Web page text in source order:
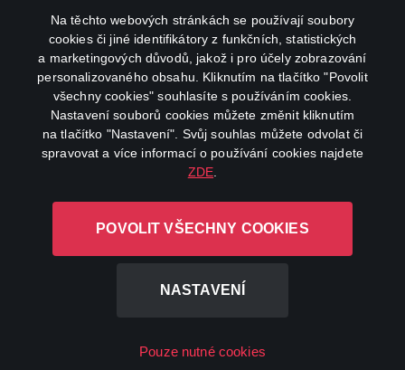
Na těchto webových stránkách se používají soubory
cookies či jiné identifikátory z funkčních, statistických
a marketingových důvodů, jakož i pro účely zobrazování
personalizovaného obsahu. Kliknutím na tlačítko "Povolit
všechny cookies" souhlasíte s používáním cookies.
Nastavení souborů cookies můžete změnit kliknutím
na tlačítko "Nastavení". Svůj souhlas můžete odvolat či
spravovat a více informací o používání cookies najdete
ZDE
POVOLIT VŠECHNY COOKIES
NASTAVENÍ
Pouze nutné cookies
facebookinstagram
youtube
L-1246 Luxembourg R.C.S.